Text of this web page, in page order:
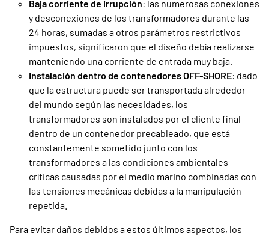
Baja corriente de irrupción: las numerosas conexiones
y desconexiones de los transformadores durante las
24 horas, sumadas a otros parámetros restrictivos
impuestos, significaron que el diseño debía realizarse
manteniendo una corriente de entrada muy baja.
Instalación dentro de contenedores OFF-SHORE: dado
que la estructura puede ser transportada alrededor
del mundo según las necesidades, los
transformadores son instalados por el cliente final
dentro de un contenedor precableado, que está
constantemente sometido junto con los
transformadores a las condiciones ambientales
críticas causadas por el medio marino combinadas con
las tensiones mecánicas debidas a la manipulación
repetida.
Para evitar daños debidos a estos últimos aspectos, los